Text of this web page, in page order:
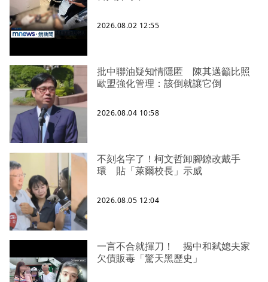
2026.08.02 12:55
批中聯油疑知情隱匿 陳其邁籲比照
歐盟強化管理：該倒就讓它倒
2026.08.04 10:58
不刻名字了！柯文哲卸腳鐐改戴手
環 貼「萊爾校長」示威
2026.08.05 12:04
一言不合就揮刀！ 揭中和弒媳夫家
欠債販毒「驚天黑歷史」